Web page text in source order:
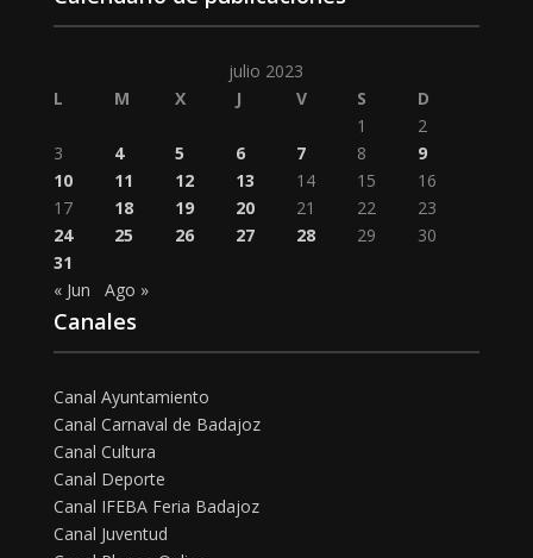
julio 2023
L
M X J V S
D
1
2
3
4 5 6 7 8
9
10
11 12 13 14 15
16
17
18 19 20 21 22
23
24
25 26 27 28 29
30
31
« Jun
Ago »
Canales
Canal Ayuntamiento
Canal Carnaval de Badajoz
Canal Cultura
Canal Deporte
Canal IFEBA Feria Badajoz
Canal Juventud